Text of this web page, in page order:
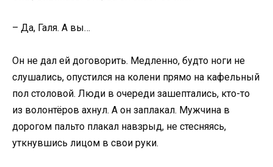
– Да, Галя. А вы…
Он не дал ей договорить. Медленно, будто ноги не
слушались, опустился на колени прямо на кафельный
пол столовой. Люди в очереди зашептались, кто-то
из волонтёров ахнул. А он заплакал. Мужчина в
дорогом пальто плакал навзрыд, не стесняясь,
уткнувшись лицом в свои руки.